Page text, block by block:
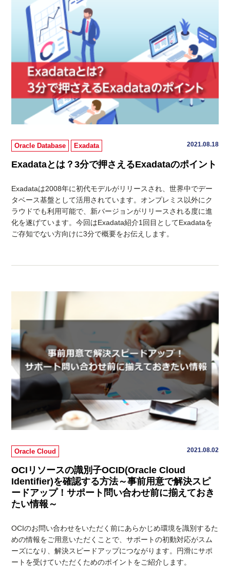
Oracle Database Exadata 2021.08.18
Exadataとは？3分で押さえるExadataのポイント
Exadataは2008年に初代モデルがリリースされ、世界中でデー
タベース基盤として活用されています。オンプレミス以外にク
ラウドでも利用可能で、新バージョンがリリースされる度に進
化を遂げています。今回はExadata紹介1回目としてExadataを
ご存知でない方向けに3分で概要をお伝えします。
Oracle Cloud 2021.08.02
OCIリソースの識別子OCID(Oracle Cloud
Identifier)を確認する方法～事前用意で解決スピ
ードアップ！サポート問い合わせ前に揃えておき
たい情報～
OCIのお問い合わせをいただく前にあらかじめ環境を識別するた
めの情報をご用意いただくことで、サポートの初動対応がスム
ーズになり、解決スピードアップにつながります。円滑にサポ
ートを受けていただくためのポイントをご紹介します。